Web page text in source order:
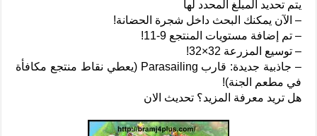
يتم تحديد المبلغ المحدد لها
– الآن يمكنك البحث داخل شجرة الحضانة!
– تم إضافة مستويات المنتجع 9-11!
– توسيع المزرعة 32×32!
– جاذبية جديدة: قارب Parasailing (يعطي نقاط منتجع مكافأة
في مطعم الجنة)!
هل تريد معرفة المزيد؟ تحديث الان